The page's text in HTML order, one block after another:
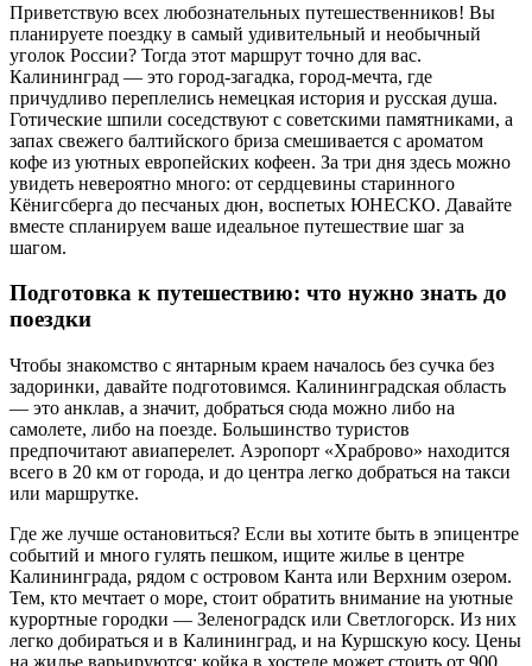
Приветствую всех любознательных путешественников! Вы
планируете поездку в самый удивительный и необычный
уголок России? Тогда этот маршрут точно для вас.
Калининград — это город-загадка, город-мечта, где
причудливо переплелись немецкая история и русская душа.
Готические шпили соседствуют с советскими памятниками, а
запах свежего балтийского бриза смешивается с ароматом
кофе из уютных европейских кофеен. За три дня здесь можно
увидеть невероятно много: от сердцевины старинного
Кёнигсберга до песчаных дюн, воспетых ЮНЕСКО. Давайте
вместе спланируем ваше идеальное путешествие шаг за
шагом.
Подготовка к путешествию: что нужно знать до
поездки
Чтобы знакомство с янтарным краем началось без сучка без
задоринки, давайте подготовимся. Калининградская область
— это анклав, а значит, добраться сюда можно либо на
самолете, либо на поезде. Большинство туристов
предпочитают авиаперелет. Аэропорт «Храброво» находится
всего в 20 км от города, и до центра легко добраться на такси
или маршрутке.
Где же лучше остановиться? Если вы хотите быть в эпицентре
событий и много гулять пешком, ищите жилье в центре
Калининграда, рядом с островом Канта или Верхним озером.
Тем, кто мечтает о море, стоит обратить внимание на уютные
курортные городки — Зеленоградск или Светлогорск. Из них
легко добираться и в Калининград, и на Куршскую косу. Цены
на жилье варьируются: койка в хостеле может стоить от 900